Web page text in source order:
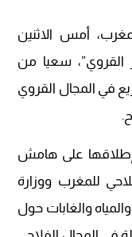
أمس الاثنين
القروي”، سعيا من
في المجال القروي
إطلاقها على هامش
للمغرب ووزارة
والغابات حول